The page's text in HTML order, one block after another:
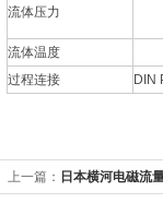
流体压力
流体温度
过程连接
DIN
上一篇： 日本横河电磁流